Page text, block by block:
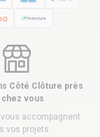
Côté Clôture près
chez vous
accompagnent
vos projets